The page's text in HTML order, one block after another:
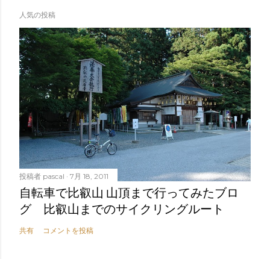
人気の投稿
投稿者 pascal 7月 18, 2011
自転車で比叡山 山頂まで行ってみたブロ
グ 比叡山までのサイクリングルート
共有 コメントを投稿